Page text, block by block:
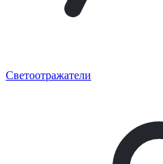
Светоотражатели